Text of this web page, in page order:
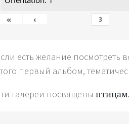
«
‹
есть желание посмотреть
первый альбом,
галереи посвящены птицам.